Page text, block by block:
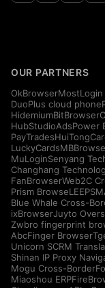
OUR PARTNERS
OkBrowser
DuoPlus cloud phone
HidemiumBitBrowser
HubStudioAdsPower
PayTrades
LuckyCards
MuLoginSenyang
Changhang
FanBrowserWeb2C
Prism Browse
Blue Whale Cross-
ixBrowserJuyto
Zwbro fingerprint
AbcFinger Browser
Unicorn SCRM
Shinan IP Proxy
Mogu Cross-Border
Miaoshou ERP